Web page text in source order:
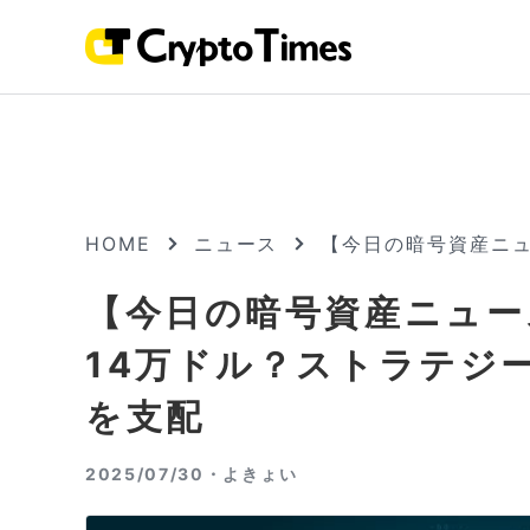
HOME ニュース 【今日の暗号資産
【今日の暗号資産ニュ
14万ドル？ストラテジ
を支配
2025/07/30・ よきょい